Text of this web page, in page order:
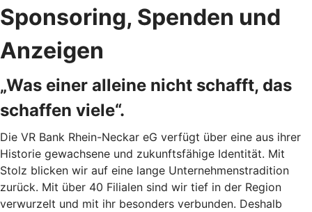
Sponsoring, Spenden und
Anzeigen
„Was einer alleine nicht schafft, das
schaffen viele“.
Die VR Bank Rhein-Neckar eG verfügt über eine aus ihrer
Historie gewachsene und zukunftsfähige Identität. Mit
Stolz blicken wir auf eine lange Unternehmenstradition
zurück. Mit über 40 Filialen sind wir tief in der Region
verwurzelt und mit ihr besonders verbunden. Deshalb